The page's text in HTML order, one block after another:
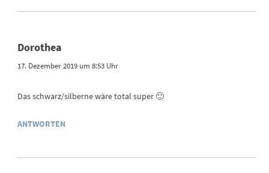
Dorothea
17. Dezember 2019 um 8:53 Uhr
Das schwarz/silberne wäre total super 🙂
ANTWORTEN